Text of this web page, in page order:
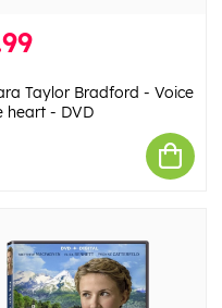
Taylor Bradford - Voice
heart - DVD